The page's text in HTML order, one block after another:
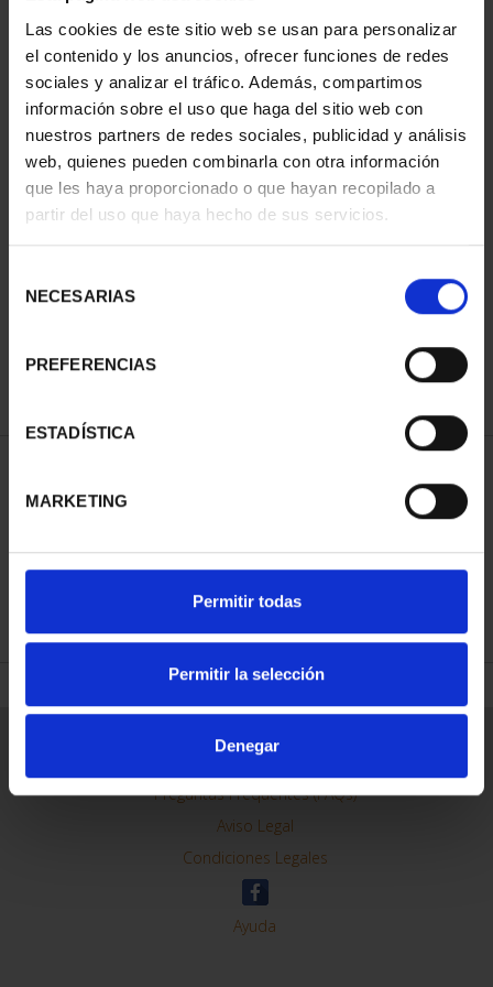
Las cookies de este sitio web se usan para personalizar
el contenido y los anuncios, ofrecer funciones de redes
sociales y analizar el tráfico. Además, compartimos
información sobre el uso que haga del sitio web con
nuestros partners de redes sociales, publicidad y análisis
web, quienes pueden combinarla con otra información
que les haya proporcionado o que hayan recopilado a
partir del uso que haya hecho de sus servicios.
NECESARIAS
PREFERENCIAS
ESTADÍSTICA
MARKETING
Permitir todas
Permitir la selección
Denegar
PATRIMONIO
NACIONAL I - EL
73,00 €
REFINAR
Información General
Contacto
Preguntas Frequentes (FAQs)
Aviso Legal
Condiciones Legales
Ayuda